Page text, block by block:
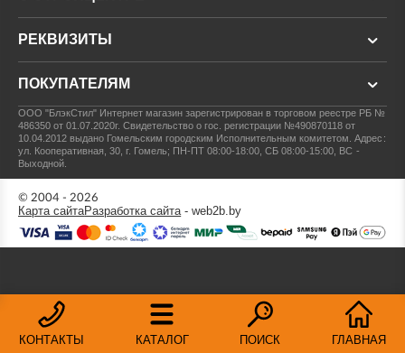
КОНТАКТЫ КАТАЛОГ ПОИСК ГЛАВНАЯ
РЕКВИЗИТЫ
ПОКУПАТЕЛЯМ
ООО "БлэкСтил" Интернет магазин зарегистрирован в торговом реестре РБ №
486350 от 01.07.2020г.Свидетельство о гос. регистрации №490870118 от
10.04.2012 выдано Гомельским городским Исполнительным комитетом.Адрес:
ул. Кооперативная, 30, г. Гомель; ПН-ПТ 08:00-18:00, СБ 08:00-15:00, ВС -
Выходной.
© 2004 - 2026
Карта сайтаРазработка сайта- web2b.by